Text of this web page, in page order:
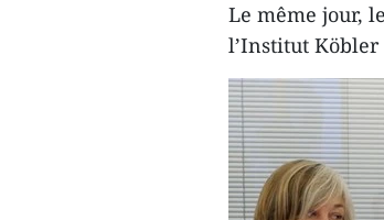
Le même jour,
l’Institut